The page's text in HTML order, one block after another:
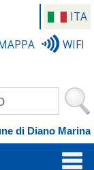
ITA
WIFI
di Diano Marina